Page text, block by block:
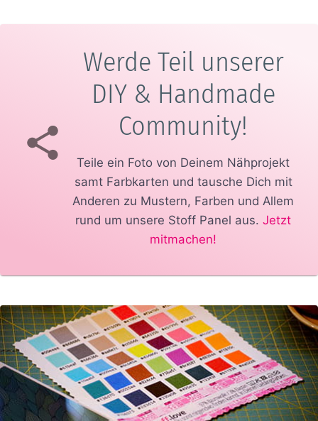
Werde Teil unserer
DIY & Handmade
Community!
Teile ein Foto von Deinem Nähprojekt
samt Farbkarten und tausche Dich mit
Anderen zu Mustern, Farben und Allem
rund um unsere Stoff Panel aus. Jetzt
mitmachen!